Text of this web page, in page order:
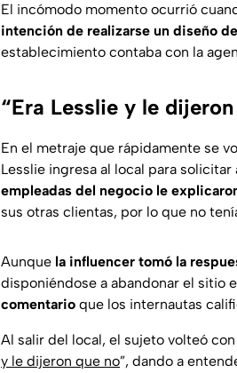
El incómodo momento ocurrió
intención de realizarse un diseño
establecimiento contaba con la
“Era Lesslie y le
En el metraje que rápidamente se
Lesslie ingresa al local para
empleadas del negocio le
sus otras clientas, por lo que no
Aunque la influencer tomó la
disponiéndose a abandonar el sitio
comentario que los internautas
Al salir del local, el sujeto volteó
y le dijeron que no”, dando a